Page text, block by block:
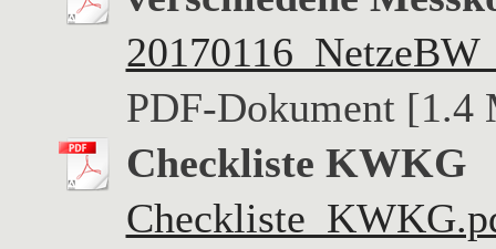
PDF-Dokument [1.4
Checkliste KWKG